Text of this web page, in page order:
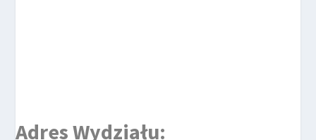
Adres Wydziału: